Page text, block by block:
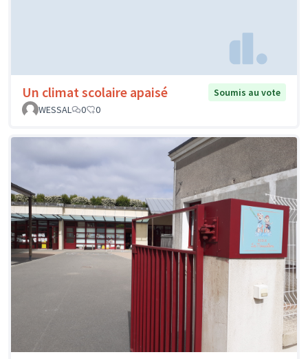
Un climat scolaire apaisé
Soumis au vote
WESSAL
0 0